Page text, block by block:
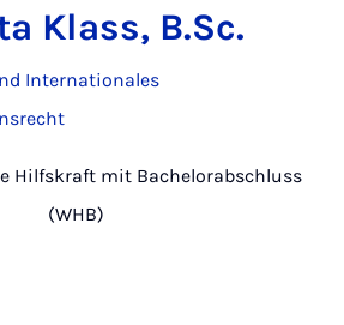
Klass, B.Sc.
Internationales
Hilfskraft mit Bachelorabschluss
(WHB)